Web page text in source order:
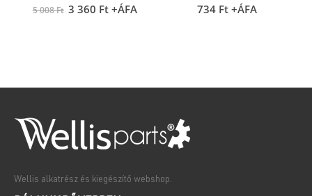
5 008Ft Original
price
3 360 FtCurrent
price
+ÁFA 734 Ft +ÁFA
Wellis alkatrész és kiegészítő webshop.